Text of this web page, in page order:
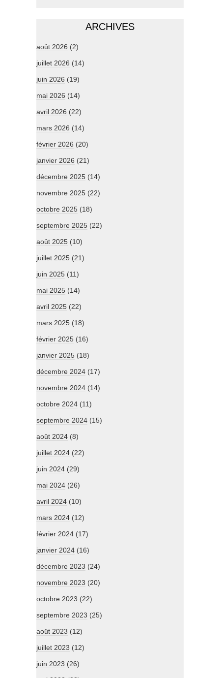
ARCHIVES
août 2026 (2)
juillet 2026 (14)
juin 2026 (19)
mai 2026 (14)
avril 2026 (22)
mars 2026 (14)
février 2026 (20)
janvier 2026 (21)
décembre 2025 (14)
novembre 2025 (22)
octobre 2025 (18)
septembre 2025 (22)
août 2025 (10)
juillet 2025 (21)
juin 2025 (11)
mai 2025 (14)
avril 2025 (22)
mars 2025 (18)
février 2025 (16)
janvier 2025 (18)
décembre 2024 (17)
novembre 2024 (14)
octobre 2024 (11)
septembre 2024 (15)
août 2024 (8)
juillet 2024 (22)
juin 2024 (29)
mai 2024 (26)
avril 2024 (10)
mars 2024 (12)
février 2024 (17)
janvier 2024 (16)
décembre 2023 (24)
novembre 2023 (20)
octobre 2023 (22)
septembre 2023 (25)
août 2023 (12)
juillet 2023 (12)
juin 2023 (26)